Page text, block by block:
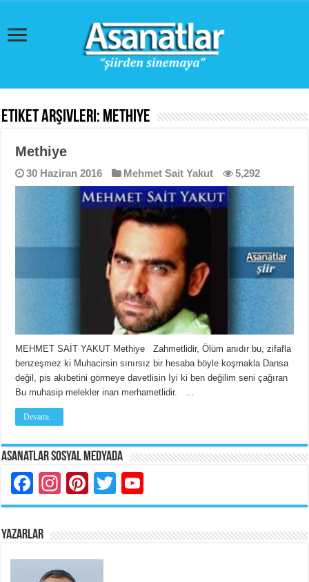
Etiket Arşivleri: Methiye
Methiye
30 Haziran 2016 Mehmet Sait Yakut 5,292
MEHMET SAİT YAKUT Methiye Zahmetlidir, Ölüm anıdır bu, zifafla
benzeşmez ki Muhacirsin sınırsız bir hesaba böyle koşmakla Dansa
değil, pis akıbetini görmeye davetlisin İyi ki ben değilim seni çağıran
Bu muhasip melekler inan merhametlidir. …
Devamı...
Asanatlar Sosyal Medyada
Facebook
Instagram
Pinterest
Twitter
YAZARLAR